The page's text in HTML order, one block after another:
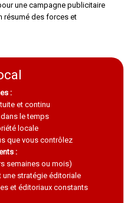
une campagne publicitaire
résumé des forces et
:
et continu
le temps
locale
que vous contrôlez
:
semaines ou mois)
stratégie éditoriale
et éditoriaux constants